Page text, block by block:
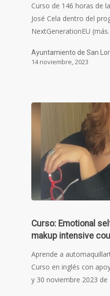
Curso de 146 horas de
José Cela dentro del
NextGenerationEU
Ayuntamiento de San
14 noviembre, 2023
Curso: Emotional
makup intensive
Aprende a
Curso en inglés con
y 30 noviembre 2023